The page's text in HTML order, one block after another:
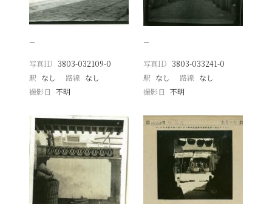
−
写真ID 3803-032109-0
駅 なし 路線 なし
撮影日
不明
−
写真ID 3803-033241-0
駅 なし 路線 なし
撮影日 不明